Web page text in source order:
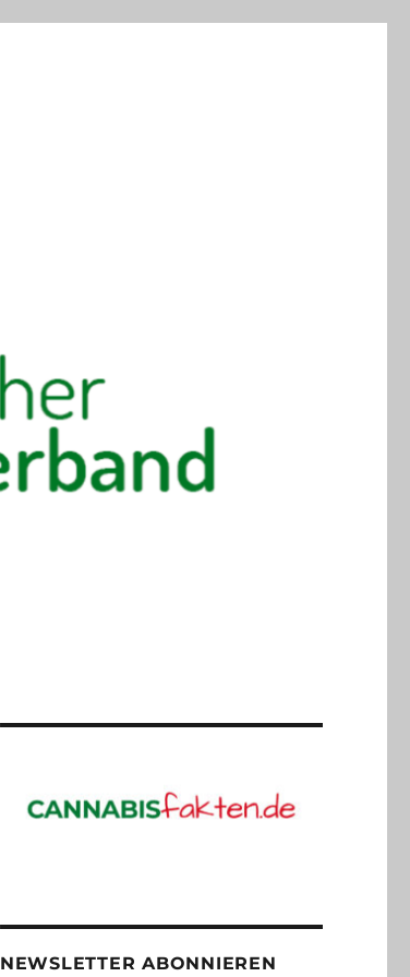
NEWSLETTER ABONNIEREN